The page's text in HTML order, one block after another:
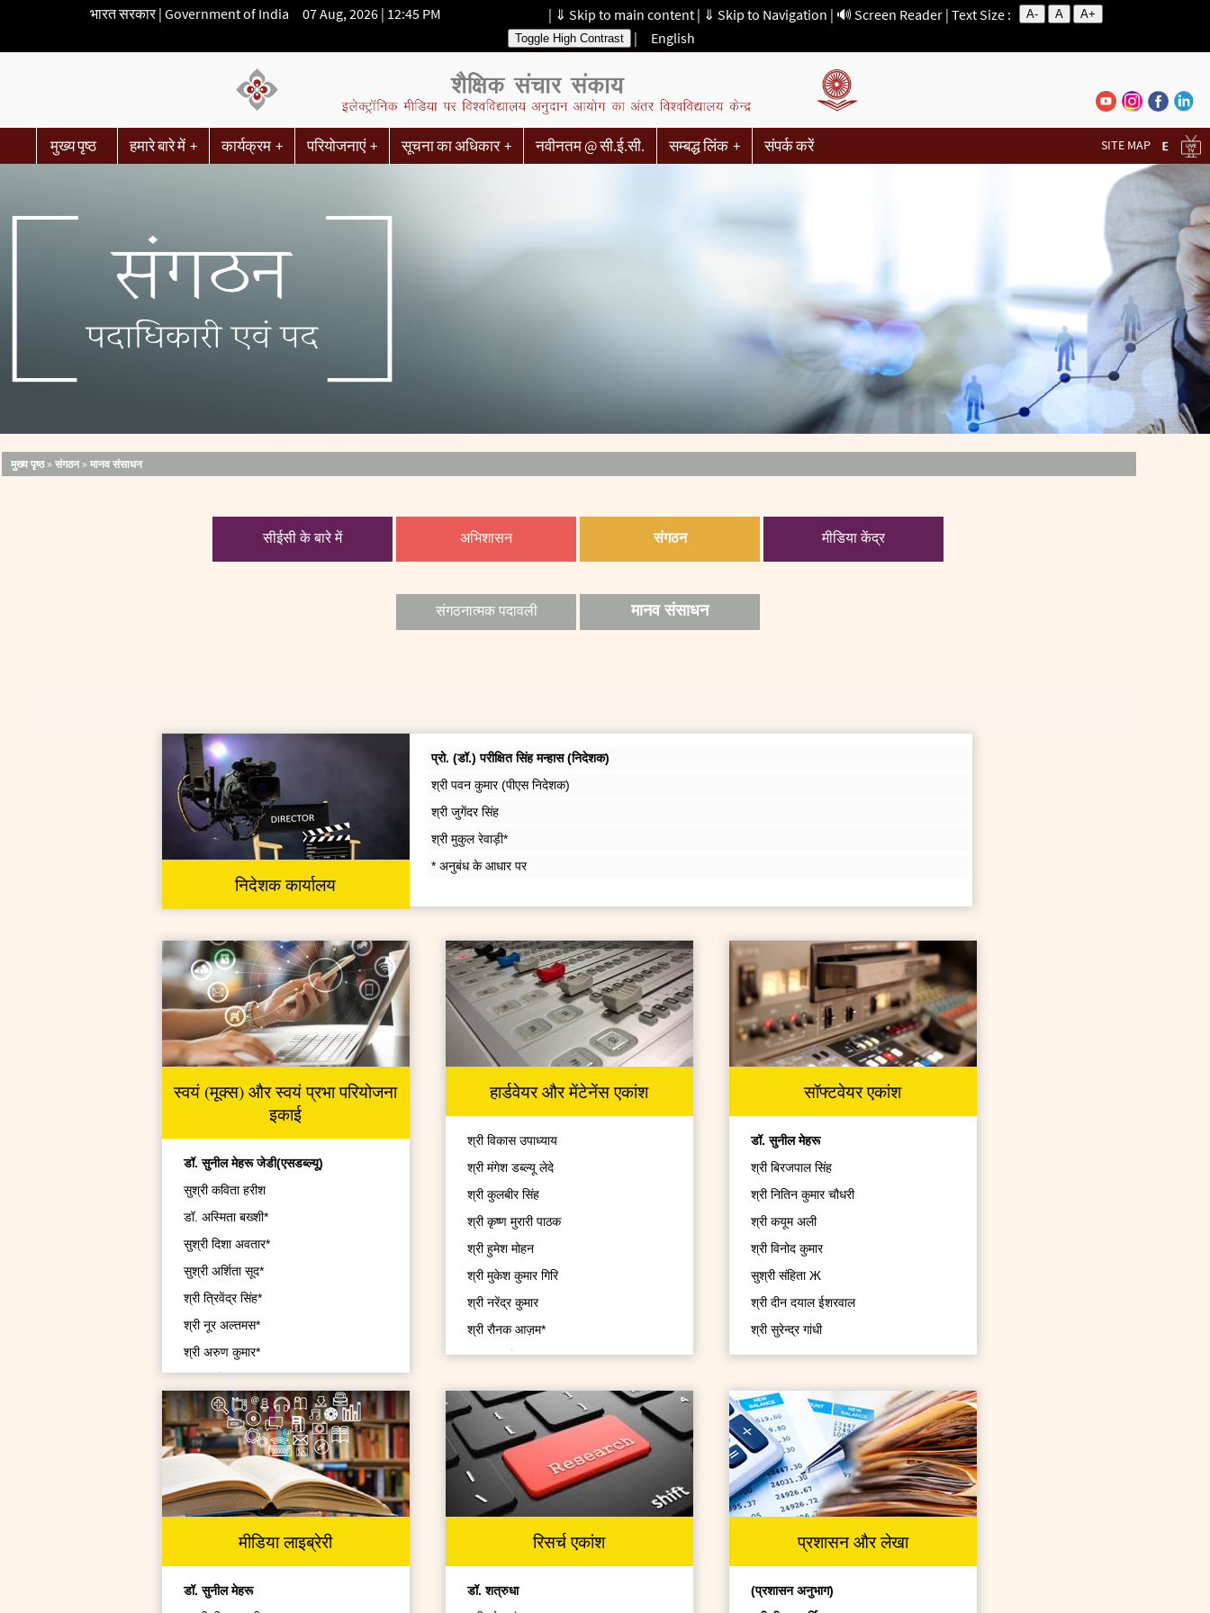
भारत सरकार | Government of India 07 Aug, 2026 | 12:45 PM | ⇓ Skip to main content | ⇓ Skip to Navigation | 🔊 Screen Reader | Text Size : A- A
A+
Toggle High Contrast
| English
मुख्य पृष्ठ हमारे बारे में कार्यक्रम परियोजनाएं सूचना का अधिकार नवीनतम @ सी.ई.सी. सम्बद्ध लिंक संपर्क करें SITE MAP
मुख्य पृष्ठ»संगठन»मानव संसाधन
सीईसी के बारे में अभिशासन संगठन मीडिया केंद्र
संगठनात्मक पदावली मानव संसाधन
निदेशक कार्यालय
प्रो. (डॉ.) परीक्षित सिंह मन्हास (निदेशक)
श्री पवन कुमार (पीएस निदेशक)
श्री जुगेंदर सिंह
श्री मुकुल रेवाड़ी*
* अनुबंध के आधार पर
स्वयं (मूक्स) और स्वयं प्रभा परियोजना
इकाई
डॉ. सुनील मेहरू जेडी(एसडब्ल्यू)
सुश्री कविता हरीश
डॉ. अस्मिता बख्शी*
सुश्री दिशा अवतार*
सुश्री अर्शिता सूद*
श्री त्रिवेंद्र सिंह*
श्री नूर अल्तमस*
श्री अरुण कुमार*
श्री पीयूष रॉय*
डॉ. अर्चना*
सुश्री रितु खरे*
डॉ. वीरेंद्र कौशल*
सुश्री ऋषिका गुप्ता*
श्री मनीष कुमार*
श्री एल.राजू सिंह*
सुश्री हेमलता*
हार्डवेयर और मेंटेनेंस एकांश
श्री विकास उपाध्याय
श्री मंगेश डब्ल्यू लेदे
श्री कुलबीर सिंह
श्री कृष्ण मुरारी पाठक
श्री हुमेश मोहन
श्री मुकेश कुमार गिरि
श्री नरेंद्र कुमार
श्री रौनक आज़म*
श्री आशुतोष त्यागी*
श्री अवनीश कुमार*
श्री कमल शर्मा*
श्री सौरभ कुमार*
श्री पवन बदसर*
श्री कुमार सत्यम सुंदरम*
श्री आसिफ सलीम*
श्री अवधेश कुमार*
सॉफ्टवेयर एकांश
डॉ. सुनील मेहरू
श्री बिरजपाल सिंह
श्री नितिन कुमार चौधरी
श्री कयूम अली
श्री विनोद कुमार
सुश्री संहिता Ж
श्री दीन दयाल ईशरवाल
श्री सुरेन्द्र गांधी
श्री संजीव कुमार
सुश्री गीतिका उनियाल*
श्री नीरज शर्मा* (यूजीसी में स्थानांतरण)
सुश्री प्रीति कुमार*
श्री अशोक कुमार*
सुश्री अंकिता अरोड़ा*
श्री रविंदर कुमार*
श्री धीरज सिंह*
मीडिया लाइब्रेरी
डॉ. सुनील मेहरू
रिसर्च एकांश
डॉ. शत्रुधा
प्रशासन और लेखा
(प्रशासन अनुभाग)